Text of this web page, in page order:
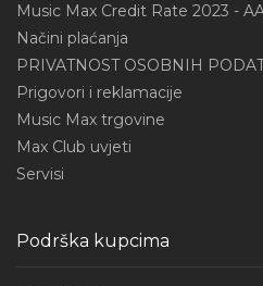
Music Max Credit Rate 2023 -
Načini plaćanja
PRIVATNOST OSOBNIH
Prigovori i reklamacije
Music Max trgovine
Max Club uvjeti
Servisi
Podrška kupcima